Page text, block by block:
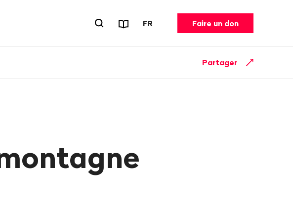
Ouvrir le formulaire de recherche
Rapports et dépliants
FR CHANGER DE LANGUE. LANGUE
Faire un don
Partager